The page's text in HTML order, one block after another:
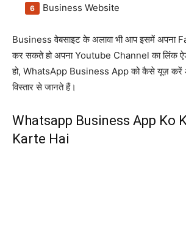
Business Website
Business वेबसाइट के अलावा भी आप इसमें अपना
कर सकते हो अपना Youtube Channel का लिंक
हो, WhatsApp Business App को कैसे यूज़ करें
विस्तार से जानते हैं।
Whatsapp Business App Ko
Karte Hai